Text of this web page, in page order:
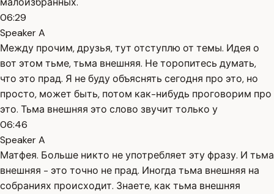
06:29
Speaker A
Между прочим, друзья, тут отступлю от темы. Идея о
вот этом тьме, тьма внешняя. Не торопитесь думать,
что это прад. Я не буду объяснять сегодня про это, но
просто, может быть, потом как-нибудь проговорим про
это. Тьма внешняя это слово звучит только у
06:46
Speaker A
Матфея. Больше никто не употребляет эту фразу. И тьма
внешняя - это точно не прад. Иногда тьма внешняя на
собраниях происходит. Знаете, как тьма внешняя